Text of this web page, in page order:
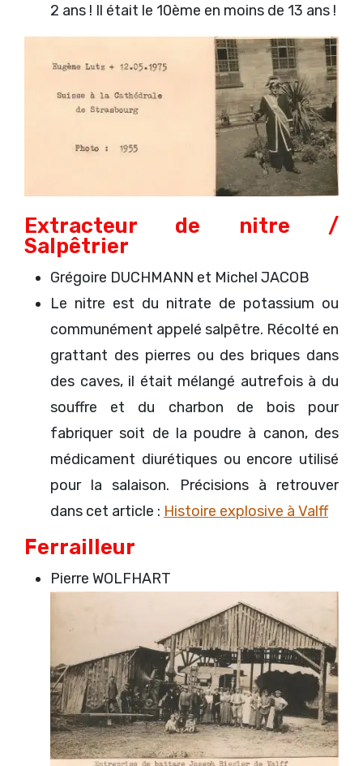
2 ans ! Il était le 10ème en moins de 13 ans !
Extracteur de nitre /
Salpêtrier
Grégoire DUCHMANN et Michel JACOB
Le nitre est du nitrate de potassium ou
communément appelé salpêtre. Récolté en
grattant des pierres ou des briques dans
des caves, il était mélangé autrefois à du
souffre et du charbon de bois pour
fabriquer soit de la poudre à canon, des
médicament diurétiques ou encore utilisé
pour la salaison. Précisions à retrouver
dans cet article : Histoire explosive à Valff
Ferrailleur
Pierre WOLFHART